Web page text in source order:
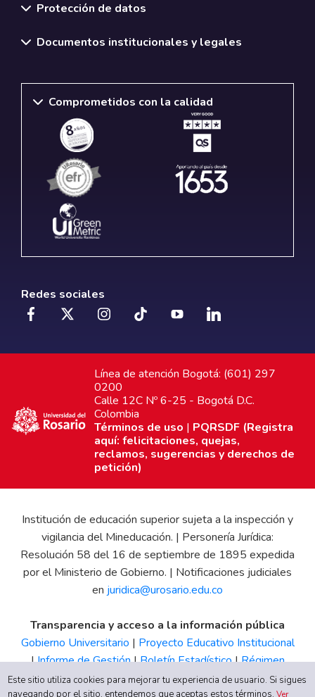
Protección de datos
Documentos institucionales y legales
Comprometidos con la calidad
Redes sociales
Línea de atención Bogotá: (601) 297
0200
Calle 12C Nº 6-25 - Bogotá D.C.
Colombia
Términos de uso | PQRSDF (Registra
aquí: felicitaciones, quejas,
reclamos, sugerencias y derechos de
petición)
Institución de educación superior sujeta a la inspección y
vigilancia del Mineducación. | Personería Jurídica:
Resolución 58 del 16 de septiembre de 1895 expedida
por el Ministerio de Gobierno. | Notificaciones judiciales
en juridica@urosario.edu.co
Transparencia y acceso a la información pública
Gobierno Universitario | Proyecto Educativo Institucional
|Informe de Gestión|Boletín Estadístico|Régimen
Tributario|Estados Financieros |Código de Ética| Canal
Este sitio utiliza cookies para mejorar tu experiencia de usuario. Si sigues
navegando por el sitio, entendemos que aceptas estos términos.Ver